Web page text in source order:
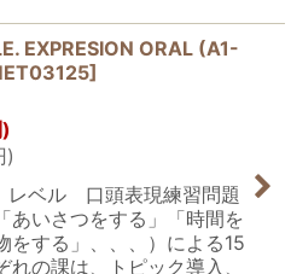
EXPRESION ORAL (A1-
]
)
レベル 口頭表現練習問題
あいさつをする」「時間を
をする」、、、）による15
れの課は、トピック導入、